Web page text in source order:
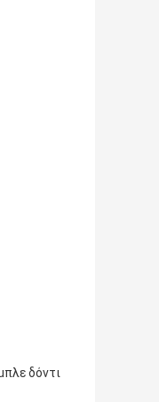
δόντι